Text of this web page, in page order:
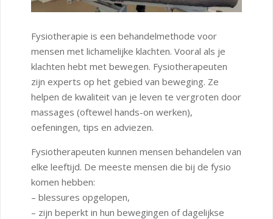
Fysiotherapie is een behandelmethode voor
mensen met lichamelijke klachten. Vooral als je
klachten hebt met bewegen. Fysiotherapeuten
zijn experts op het gebied van beweging. Ze
helpen de kwaliteit van je leven te vergroten door
massages (oftewel hands-on werken),
oefeningen, tips en adviezen.
Fysiotherapeuten kunnen mensen behandelen van
elke leeftijd. De meeste mensen die bij de fysio
komen hebben:
– blessures opgelopen,
– zijn beperkt in hun bewegingen of dagelijkse